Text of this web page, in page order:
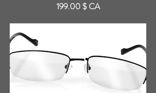
199.00 $ CA